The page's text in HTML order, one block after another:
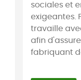
sociales et
exigeantes.
travaille
afin
fabriquant